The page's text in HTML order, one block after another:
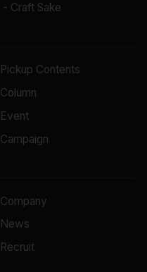
- Craft Sake
Pickup Contents
Column
Event
Campaign
Company
News
Recruit